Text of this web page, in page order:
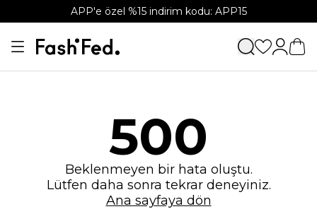
APP'e özel %15 indirim kodu: APP15
500
Beklenmeyen bir hata oluştu.
Lütfen daha sonra tekrar deneyiniz.
Ana sayfaya dön